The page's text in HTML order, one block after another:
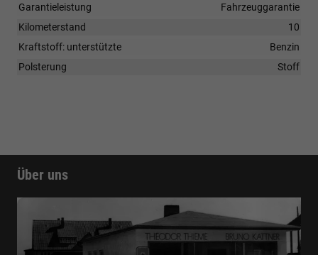
Garantieleistung
Fahrzeuggarantie
Kilometerstand
10
Kraftstoff: unterstützte
Benzin
Polsterung
Stoff
Über uns